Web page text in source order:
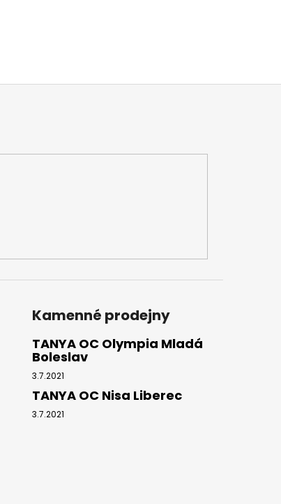
Kamenné prodejny
TANYA OC Olympia Mladá
Boleslav
3.7.2021
TANYA OC Nisa Liberec
3.7.2021